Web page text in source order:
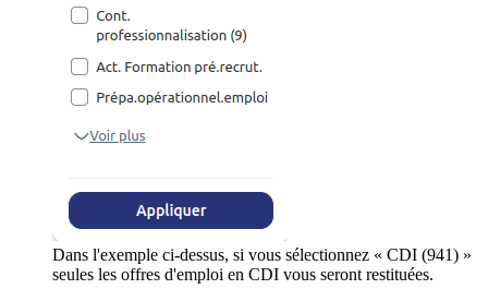
Dans l'exemple ci-dessus, si vous sélectionnez « CDI (941) »
seules les offres d'emploi en CDI vous seront restituées.